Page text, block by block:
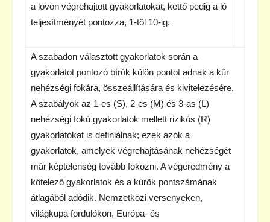
a lovon végrehajtott gyakorlatokat, kettő pedig a ló
teljesítményét pontozza, 1-től 10-ig.
A szabadon választott gyakorlatok során a
gyakorlatot pontozó bírók külön pontot adnak a kűr
nehézségi fokára, összeállítására és kivitelezésére.
A szabályok az 1-es (S), 2-es (M) és 3-as (L)
nehézségi fokú gyakorlatok mellett rizikós (R)
gyakorlatokat is definiálnak; ezek azok a
gyakorlatok, amelyek végrehajtásának nehézségét
már képtelenség tovább fokozni. A végeredmény a
kötelező gyakorlatok és a kűrök pontszámának
átlagából adódik. Nemzetközi versenyeken,
világkupa fordulókon, Európa- és